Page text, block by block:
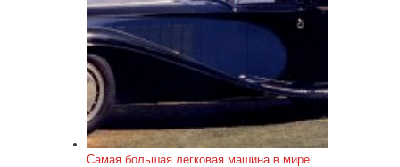
Самая большая легковая машина в мире